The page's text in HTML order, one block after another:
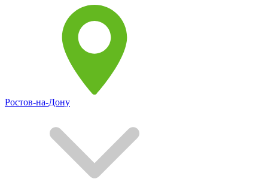
Ростов-на-Дону